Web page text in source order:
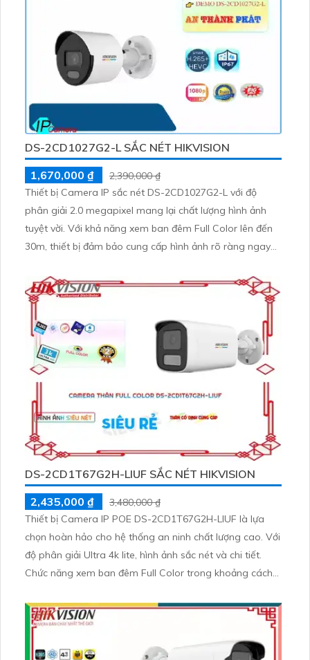
DS-2CD1027G2-L SẮC NÉT HIKVISION
1,670,000 ₫
2,390,000 ₫
Thiết bị Camera IP sắc nét DS-2CD1027G2-L với độ
phân giải 2.0 megapixel mang lại chất lượng hình ảnh
tuyệt vời. Với khả năng xem ban đêm Full Color lên đến
30m, thiết bị đảm bảo cung cấp hình ảnh rõ ràng ngay
tiên tiến, camera không bị giảm chất lượng và tái tạo
màu sắc ban đêm như ban ngày
DS-2CD1T67G2H-LIUF SẮC NÉT HIKVISION
2,435,000 ₫
3,480,000 ₫
Thiết bị Camera IP POE DS-2CD1T67G2H-LIUF là lựa
chọn hoàn hảo cho hệ thống an ninh chất lượng cao. Với
độ phân giải Ultra 4k lite, hình ảnh sắc nét và chi tiết.
Chức năng xem ban đêm Full Color trong khoảng cách
Camera được trang bị công nghệ IP POE tiên tiến, đảm
bảo không giảm chất lượng dù sử dụng lâu dài